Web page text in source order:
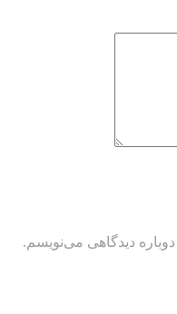
دیدگاهی می‌نویسم.